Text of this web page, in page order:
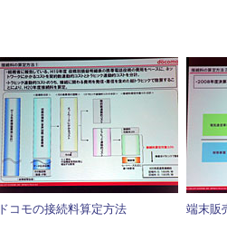
ドコモの接続料算定方法 端末販